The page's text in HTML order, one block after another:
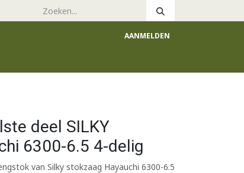
AANMELDEN
deel SILKY
6300-6.5 4-delig
van Silky stokzaag Hayauchi 6300-6.5